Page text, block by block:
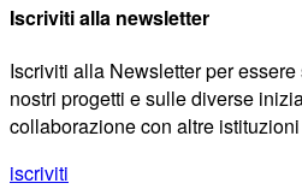
Iscriviti alla newsletter
Iscriviti alla Newsletter per
nostri progetti e sulle diverse
collaborazione con altre
iscriviti